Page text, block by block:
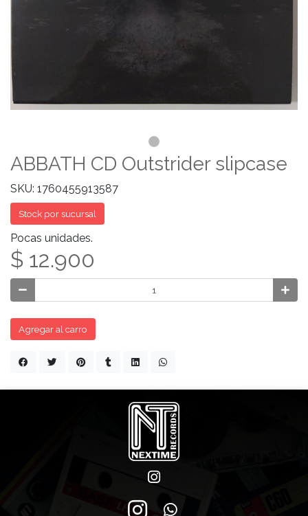
ABBATH CD Outstrider slipcase
SKU: 1760455913587
Stock por sucursal
Pocas unidades.
$ 12.900
Agregar al carro